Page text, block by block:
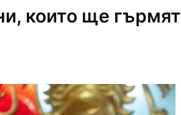
които ще гърмят